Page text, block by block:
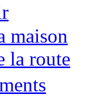
maison
la route